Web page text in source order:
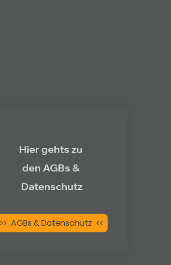
Hier gehts zu
den AGBs &
Datenschutz
>> AGBs & Datenschutz <<